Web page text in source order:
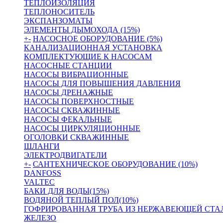
ТЕПЛОИЗОЛЯЦИЯ
ТЕПЛОНОСИТЕЛЬ
ЭКСПАНЗОМАТЫ
ЭЛЕМЕНТЫ ДЫМОХОДА (15%)
+- НАСОСНОЕ ОБОРУДОВАНИЕ (5%)
КАНАЛИЗАЦИОННАЯ УСТАНОВКА
КОМПЛЕКТУЮЩИЕ К НАСОСАМ
НАСОСНЫЕ СТАНЦИИ
НАСОСЫ ВИБРАЦИОННЫЕ
НАСОСЫ ДЛЯ ПОВЫШЕНИЯ ДАВЛЕНИЯ
НАСОСЫ ДРЕНАЖНЫЕ
НАСОСЫ ПОВЕРХНОСТНЫЕ
НАСОСЫ СКВАЖИННЫЕ
НАСОСЫ ФЕКАЛЬНЫЕ
НАСОСЫ ЦИРКУЛЯЦИОННЫЕ
ОГОЛОВКИ СКВАЖИННЫЕ
ШЛАНГИ
ЭЛЕКТРОДВИГАТЕЛИ
+- САНТЕХНИЧЕСКОЕ ОБОРУДОВАНИЕ (10%)
DANFOSS
VALTEC
БАКИ ДЛЯ ВОДЫ(15%)
ВОДЯНОЙ ТЕПЛЫЙ ПОЛ(10%)
ГОФРИРОВАННАЯ ТРУБА ИЗ НЕРЖАВЕЮЩЕЙ
ЖЕЛЕЗО